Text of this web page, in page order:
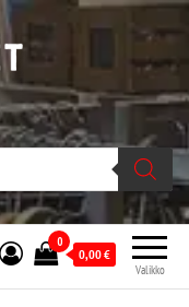
kivijalassa
Market on vaihtoehtomusaan
erikoistunut verkko- sekä
Helsingissä Kallion
sydämessä.
Valikko
0
0,00€